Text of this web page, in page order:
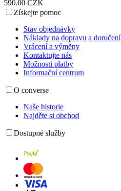
590.00 CZK
Získejte pomoc
Stav objednávky
Náklady na dopravu a doručení
Vrácení a výměny
Kontaktujte nás
Možnosti platby
Informační centrum
O converse
Naše historie
Najděte si obchod
Dostupné služby